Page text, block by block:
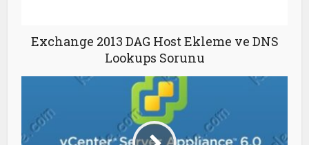
Exchange 2013 DAG Host Ekleme ve DNS
Lookups Sorunu